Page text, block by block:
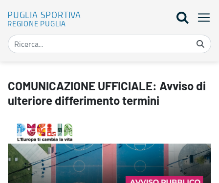
PUGLIA SPORTIVA
REGIONE PUGLIA
COMUNICAZIONE UFFICIALE: Avviso di
ulteriore differimento termini